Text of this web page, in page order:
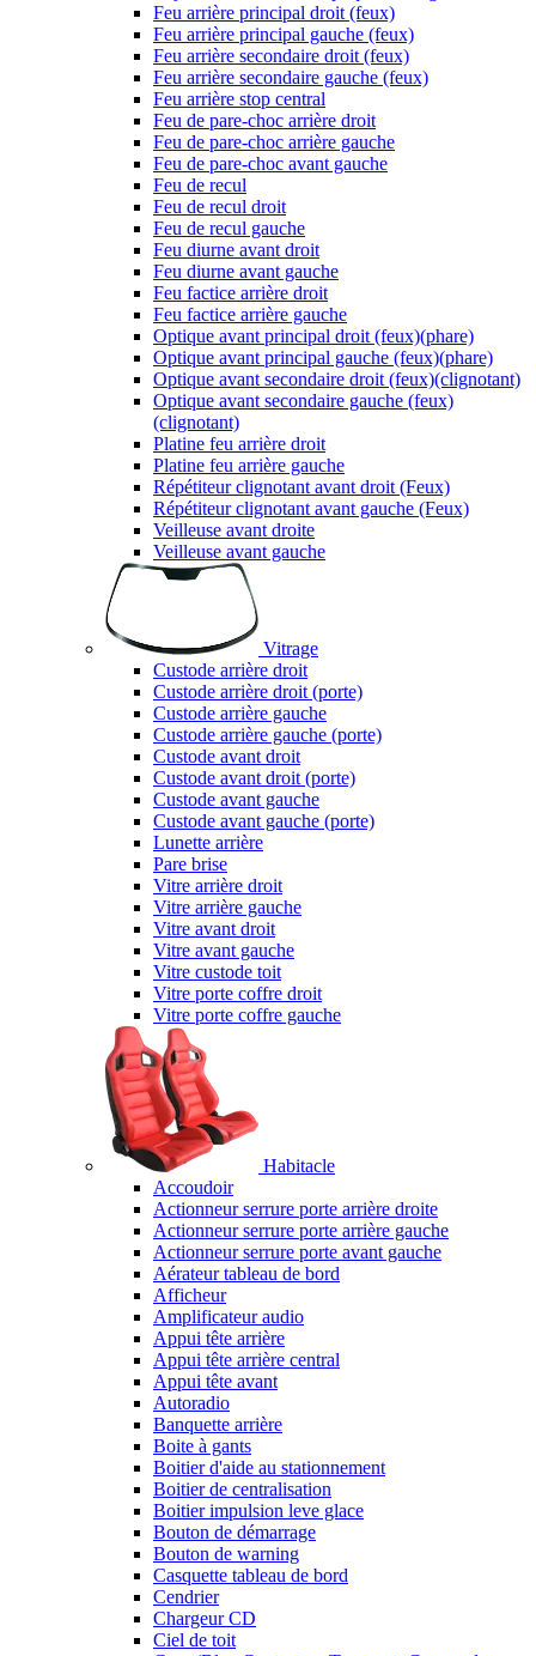
Feu arrière principal droit (feux)
Feu arrière principal gauche (feux)
Feu arrière secondaire droit (feux)
Feu arrière secondaire gauche (feux)
Feu arrière stop central
Feu de pare-choc arrière droit
Feu de pare-choc arrière gauche
Feu de pare-choc avant gauche
Feu de recul
Feu de recul droit
Feu de recul gauche
Feu diurne avant droit
Feu diurne avant gauche
Feu factice arrière droit
Feu factice arrière gauche
Optique avant principal droit (feux)(phare)
Optique avant principal gauche (feux)(phare)
Optique avant secondaire droit (feux)(clignotant)
Optique avant secondaire gauche (feux)
(clignotant)
Platine feu arrière droit
Platine feu arrière gauche
Répétiteur clignotant avant droit (Feux)
Répétiteur clignotant avant gauche (Feux)
Veilleuse avant droite
Veilleuse avant gauche
Vitrage
Custode arrière droit
Custode arrière droit (porte)
Custode arrière gauche
Custode arrière gauche (porte)
Custode avant droit
Custode avant droit (porte)
Custode avant gauche
Custode avant gauche (porte)
Lunette arrière
Pare brise
Vitre arrière droit
Vitre arrière gauche
Vitre avant droit
Vitre avant gauche
Vitre custode toit
Vitre porte coffre droit
Vitre porte coffre gauche
Habitacle
Accoudoir
Actionneur serrure porte arrière droite
Actionneur serrure porte arrière gauche
Actionneur serrure porte avant gauche
Aérateur tableau de bord
Afficheur
Amplificateur audio
Appui tête arrière
Appui tête arrière central
Appui tête avant
Autoradio
Banquette arrière
Boite à gants
Boitier d'aide au stationnement
Boitier de centralisation
Boitier impulsion leve glace
Bouton de démarrage
Bouton de warning
Casquette tableau de bord
Cendrier
Chargeur CD
Ciel de toit